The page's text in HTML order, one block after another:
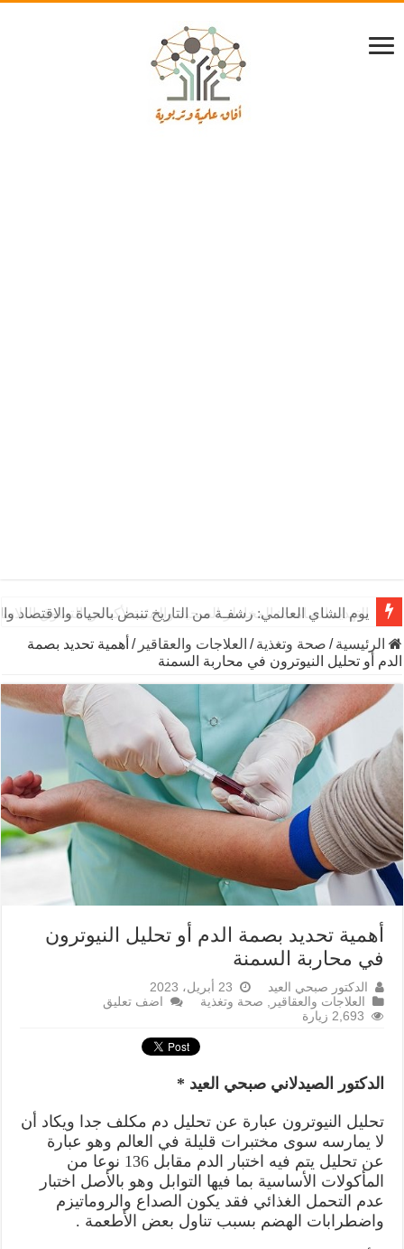
يوم الشاي العالمي: رشفـة من التاريخ تنبض بالحياة والاقتصاد
الرئيسية / صحة وتغذية / العلاجات والعقاقير / أهمية تحديد بصمة
الدم أو تحليل النيوترون في محاربة السمنة
أهمية تحديد بصمة الدم أو تحليل النيوترون
في محاربة السمنة
الدكتور صبحي العيد
23 أبريل، 2023
العلاجات والعقاقير , صحة وتغذية
اضف تعليق
2,693 زيارة
الدكتور الصيدلاني صبحي العيد *
تحليل النيوترون عبارة عن تحليل دم مكلف جدا ويكاد أن
لا يمارسه سوى مختبرات قليلة في العالم وهو عبارة
عن تحليل يتم فيه اختبار الدم مقابل 136 نوعا من
المأكولات الأساسية بما فيها التوابل وهو بالأصل اختبار
عدم التحمل الغذائي فقد يكون الصداع والروماتيزم
واضطرابات الهضم بسبب تناول بعض الأطعمة .